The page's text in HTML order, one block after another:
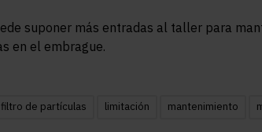
suponer más entradas al taller para
en el embrague.
filtro de partículas limitación mantenimiento